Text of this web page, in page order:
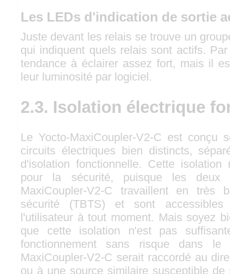
Les LEDs d'indication de sortie
Juste devant les relais se trouve un
qui indiquent quels relais sont actifs.
tendance à éclairer assez fort, mais il
leur luminosité par logiciel.
2.3. Isolation électrique
Le Yocto-MaxiCoupler-V2-C est conçu
circuits électriques bien distincts,
d'isolation fonctionnelle. Cette
pour la sécurité, puisque les deux
MaxiCoupler-V2-C travaillent en très
sécurité (TBTS) et sont
l'utilisateur à tout moment. Mais soyez
que cette isolation n'est pas
fonctionnement sans risque dans
MaxiCoupler-V2-C serait raccordé au
ou à une source similaire susceptible de